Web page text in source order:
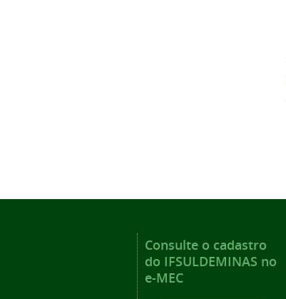
Consulte o cadastro
do IFSULDEMINAS no
e-MEC